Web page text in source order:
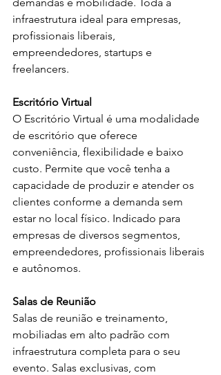
infraestrutura ideal para empresas,
profissionais liberais,
empreendedores, startups e
freelancers.
Escritório Virtual
O Escritório Virtual é uma modalidade
de escritório que oferece
conveniência, flexibilidade e baixo
custo. Permite que você tenha a
capacidade de produzir e atender os
clientes conforme a demanda sem
estar no local físico. Indicado para
empresas de diversos segmentos,
empreendedores, profissionais liberais
e autônomos.
Salas de Reunião
Salas de reunião e treinamento,
mobiliadas em alto padrão com
infraestrutura completa para o seu
evento. Salas exclusivas, com